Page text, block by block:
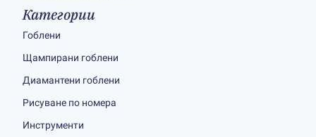
Категории
Гоблени
Щампирани гоблени
Диамантени гоблени
Рисуване по номера
Инструменти